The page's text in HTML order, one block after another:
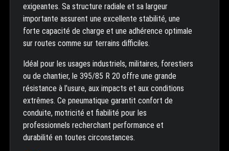
exigeantes. Sa structure radiale et sa largeur
importante assurent une excellente stabilité, une
forte capacité de charge et une adhérence optimale
sur routes comme sur terrains difficiles.
Idéal pour les usages industriels, militaires, forestiers
ou de chantier, le 395/85 R 20 offre une grande
résistance à l’usure, aux impacts et aux conditions
extrêmes. Ce pneumatique garantit confort de
conduite, motricité et fiabilité pour les
professionnels recherchant performance et
durabilité en toutes circonstances.